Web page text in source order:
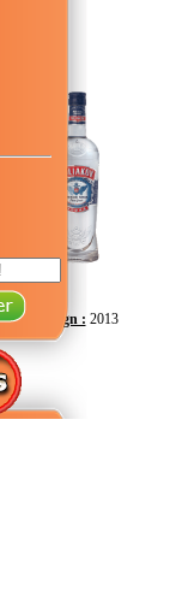
Design : 2013